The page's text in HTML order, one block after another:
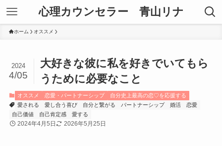
心理カウンセラー 青山リナ
ホーム オススメ
大好きな彼に私を好きでいてもら
うために必要なこと
2024
4/05
オススメ 恋愛・パートナーシップ
自分史上最高の恋♡を応援する
愛される
愛し合う喜び 自分と繋がる パートナーシップ 婚活
恋愛
自己価値
自己肯定感 愛する
2024年4月5日 2026年5月25日